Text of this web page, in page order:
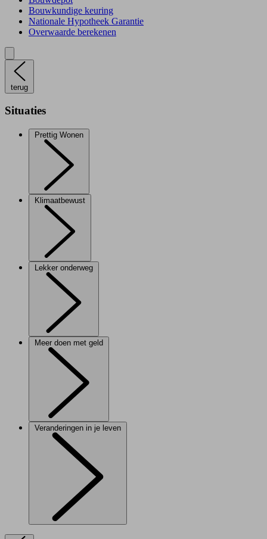
Bouwkundige keuring
Nationale Hypotheek Garantie
Overwaarde berekenen
terug
Situaties
Prettig Wonen
Klimaatbewust
Lekker onderweg
Meer doen met geld
Veranderingen in je leven